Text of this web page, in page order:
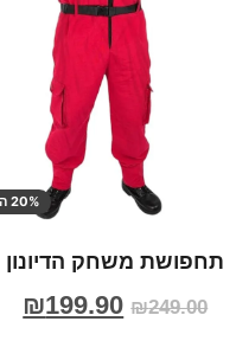
20% הנחה
תחפושת משחק הדיונון
₪249.00
₪199.90